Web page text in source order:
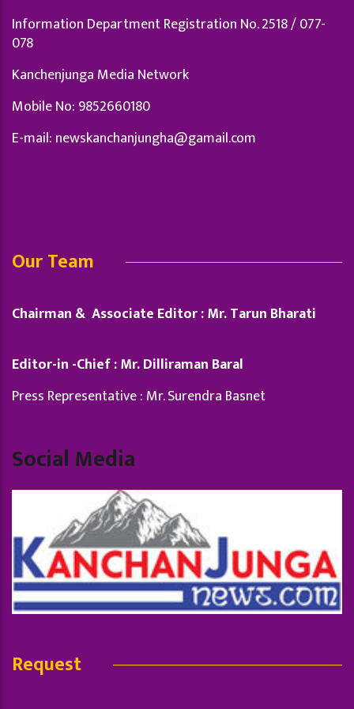
Information Department Registration No. 2518 / 077-
078
Kanchenjunga Media Network
Mobile No: 9852660180
E-mail: newskanchanjungha@gamail.com
Our Team
Chairman & Associate Editor : Mr. Tarun Bharati
Editor-in -Chief : Mr. Dilliraman Baral
Press Representative : Mr. Surendra Basnet
Social Media
Request